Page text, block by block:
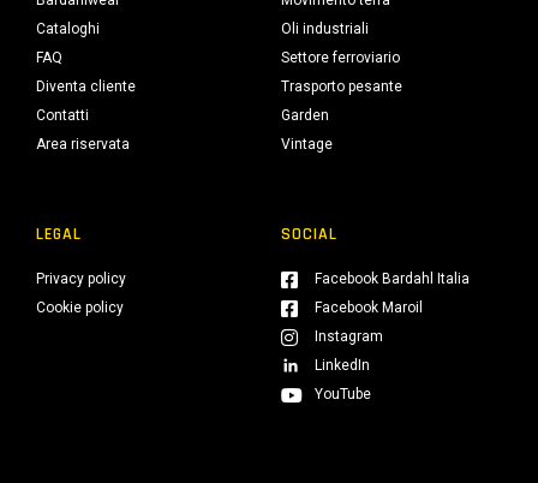
Cataloghi
FAQ
Diventa cliente
Contatti
Area riservata
Oli industriali
Settore ferroviario
Trasporto pesante
Garden
Vintage
LEGAL
Privacy policy
Cookie policy
SOCIAL
Facebook Bardahl Italia
Facebook Maroil
Instagram
LinkedIn
YouTube